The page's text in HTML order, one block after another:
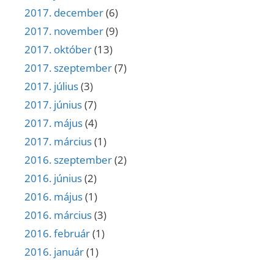
2017. december(6)
2017. november(9)
2017. október(13)
2017. szeptember(7)
2017. július(3)
2017. június(7)
2017. május(4)
2017. március(1)
2016. szeptember(2)
2016. június(2)
2016. május(1)
2016. március(3)
2016. február(1)
2016. január(1)